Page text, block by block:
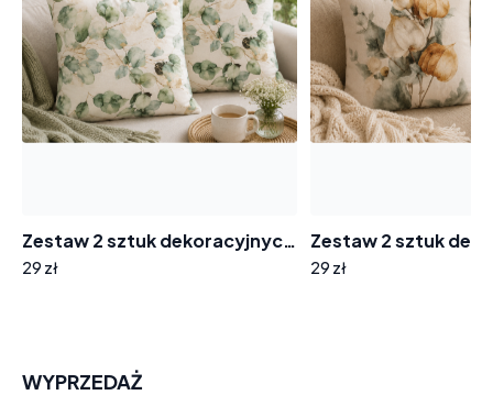
Zestaw 2 sztuk dekoracyjnych poszewek na poduszki 42x42cm DM0762 zielono-złote listki
29 zł 29 zł
WYPRZEDAŻ